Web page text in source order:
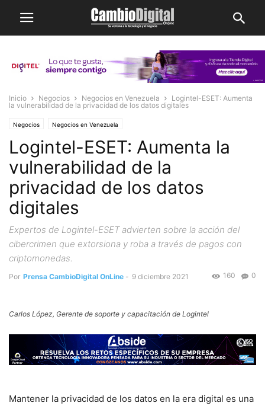
Inicio Negocios Negocios en Venezuela
Logintel-ESET: Aumenta
la vulnerabilidad de la privacidad de los datos digitales
Negocios Negocios en Venezuela
Logintel-ESET: Aumenta la
vulnerabilidad de la
privacidad de los datos
digitales
Expertos de Logintel-ESET advierten sobre la acción del
cibercrimen que extorsiona y roba a través de pagos con
criptomonedas.
Por Prensa CambioDigital OnLine - 9 diciembre 2021 0
160
Carlos López, Gerente de soporte y capacitación de Logintel
Mantener la privacidad de los datos en la era digital es una